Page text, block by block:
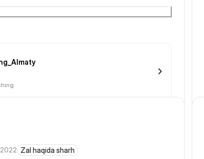
«кому я показываю» с отчитывающим
2022 Zal haqida sharh